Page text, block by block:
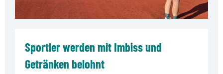
Sportler werden mit Imbiss und
Getränken belohnt